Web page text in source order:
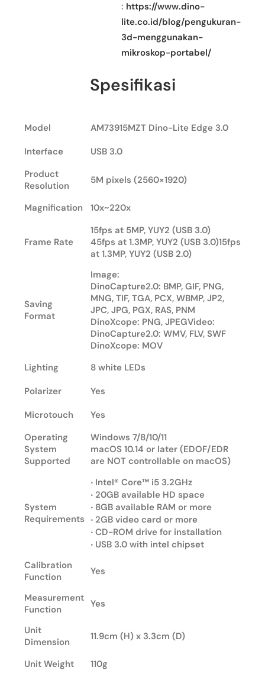
: https://www.dino-
lite.co.id/blog/pengukuran-
3d-menggunakan-
mikroskop-portabel/
Spesifikasi
Model
AM73915MZT Dino-Lite Edge 3.0
Interface
USB 3.0
Product
Resolution
5M pixels (2560×1920)
Magnification 10x~220x
Frame Rate
15fps at 5MP, YUY2 (USB 3.0)
45fps at 1.3MP, YUY2 (USB 3.0)15fps
at 1.3MP, YUY2 (USB 2.0)
Saving
Format
Image:
DinoCapture2.0: BMP, GIF, PNG,
MNG, TIF, TGA, PCX, WBMP, JP2,
JPC, JPG, PGX, RAS, PNM
DinoXcope: PNG, JPEGVideo:
DinoCapture2.0: WMV, FLV, SWF
DinoXcope: MOV
Lighting
8 white LEDs
Polarizer
Yes
Microtouch
Yes
Operating
System
Supported
Windows 7/8/10/11
macOS 10.14 or later (EDOF/EDR
are NOT controllable on macOS)
System
Requirements
‧ Intel® Core™ i5 3.2GHz
‧ 20GB available HD space
‧ 8GB available RAM or more
‧ 2GB video card or more
‧ CD-ROM drive for installation
‧ USB 3.0 with intel chipset
Calibration
Function
Yes
Measurement
Function
Yes
Unit
Dimension
11.9cm (H) x 3.3cm (D)
Unit Weight 110g